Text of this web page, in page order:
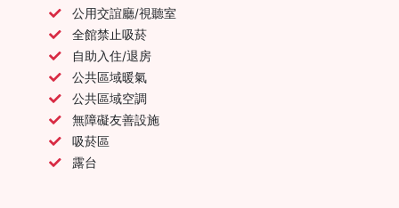
公用交誼廳/視聽室
全館禁止吸菸
自助入住/退房
公共區域暖氣
公共區域空調
無障礙友善設施
吸菸區
露台